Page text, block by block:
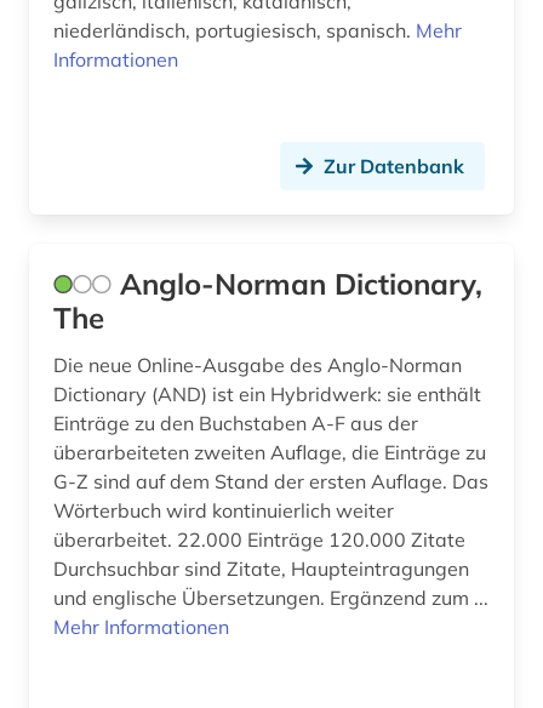
portugal (2)
renaissance (1)
rohdaten (1)
romanische sprachen (1)
romanische sprachen und literaturen (1)
romanistik (7)
rumänien (1)
russisch (2)
niederländisch, portugiesisch, spanisch. Mehr
Informationen
Zur Datenbank
Anglo-Norman Dictionary,
The
Die neue Online-Ausgabe des Anglo-Norman
Dictionary (AND) ist ein Hybridwerk: sie enthält
Einträge zu den Buchstaben A-F aus der
überarbeiteten zweiten Auflage, die Einträge zu
G-Z sind auf dem Stand der ersten Auflage. Das
Wörterbuch wird kontinuierlich weiter
überarbeitet. 22.000 Einträge 120.000 Zitate
Durchsuchbar sind Zitate, Haupteintragungen
und englische Übersetzungen. Ergänzend zum ...
Mehr Informationen